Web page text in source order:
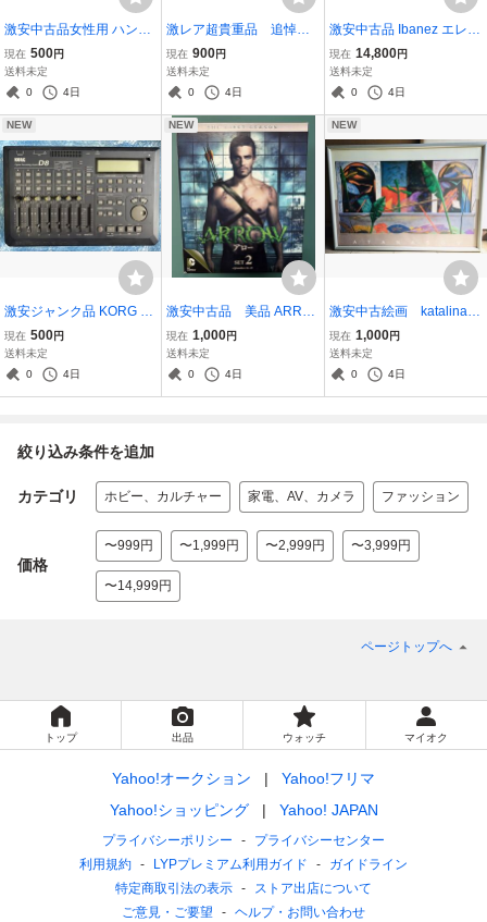
激安中古品女性用 ハンド
バッグ
現在 500円
送料未定
0
4日
激レア超貴重品 追悼
尾崎豊 ギターブック付
録品 貴重なおまけ有り
現在 900円
送料未定
0
4日
激安中古品 Ibanez エレキ
ギター ブラック
現在 14,800円
送料未定
0
4日
NEW
激安ジャンク品 KORG D8
マルチトラックレコーダ
ー
現在 500円
送料未定
0
4日
NEW
激安中古品 美品 ARRO
W 1stシーズン DVD 後半
セット
現在 1,000円
送料未定
0
4日
NEW
激安中古絵画 katalina a
ngela bewegt
現在 1,000円
送料未定
0
4日
絞り込み条件を追加
カテゴリ ホビー、カルチャー 家電、AV、カメラ ファッション
価格
〜999円 〜1,999円 〜2,999円 〜3,999円
〜14,999円
ページトップへ
トップ 出品 ウォッチ マイオク
Yahoo!オークション
Yahoo!フリマ
Yahoo!ショッピング
Yahoo! JAPAN
プライバシーポリシー
プライバシーセンター
利用規約
LYPプレミアム利用ガイド
ガイドライン
特定商取引法の表示
ストア出店について
ご意見・ご要望
ヘルプ・お問い合わせ